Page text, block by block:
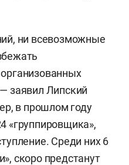
ни всевозможные
заявил Липский
в прошлом году
«группировщика»,
Среди них 6
скоро предстанут